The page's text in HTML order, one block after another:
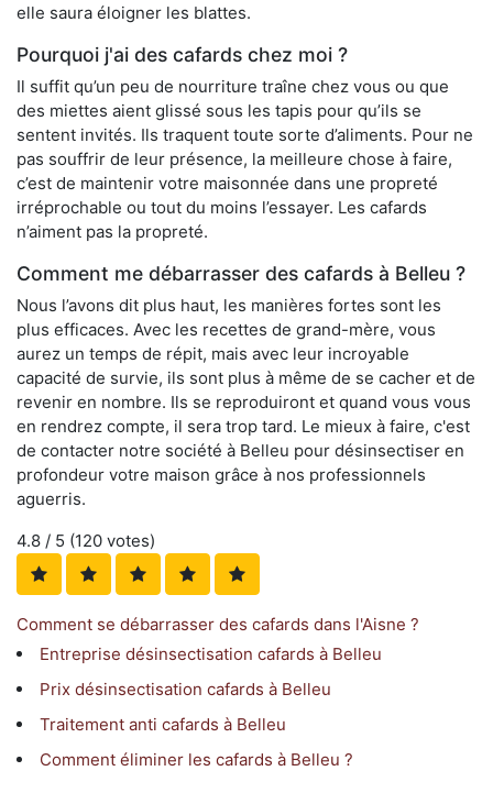
elle saura éloigner les blattes.
Pourquoi j'ai des cafards chez moi ?
Il suffit qu’un peu de nourriture traîne chez vous ou que
des miettes aient glissé sous les tapis pour qu’ils se
sentent invités. Ils traquent toute sorte d’aliments. Pour ne
pas souffrir de leur présence, la meilleure chose à faire,
c’est de maintenir votre maisonnée dans une propreté
irréprochable ou tout du moins l’essayer. Les cafards
n’aiment pas la propreté.
Comment me débarrasser des cafards à Belleu ?
Nous l’avons dit plus haut, les manières fortes sont les
plus efficaces. Avec les recettes de grand-mère, vous
aurez un temps de répit, mais avec leur incroyable
capacité de survie, ils sont plus à même de se cacher et de
revenir en nombre. Ils se reproduiront et quand vous vous
en rendrez compte, il sera trop tard. Le mieux à faire, c'est
de contacter notre société à Belleu pour désinsectiser en
profondeur votre maison grâce à nos professionnels
aguerris.
4.8 / 5 (120 votes)
Comment se débarrasser des cafards dans l'Aisne ?
Entreprise désinsectisation cafards à Belleu
Prix désinsectisation cafards à Belleu
Traitement anti cafards à Belleu
Comment éliminer les cafards à Belleu ?